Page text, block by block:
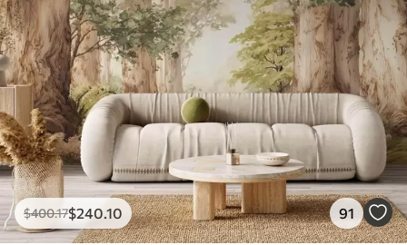
$400.17$240 .10 91